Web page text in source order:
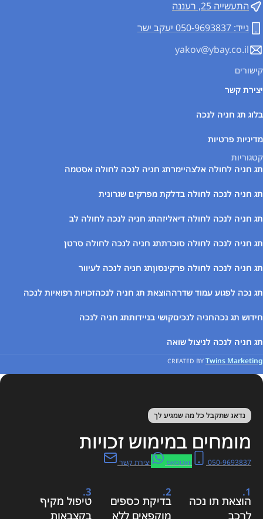
התעשייה 25, רעננה
נייד: 050-9693837 יעקב ישר
yakov@ybay.co.il
קישורים
יצירת קשר
בלוג תג חניה לנכה
מדיניות פרטיות
קטגוריות
תג חניה לחולה אלצהיימרתג חניה לנכה לחולה אסטמה
תג חניה לנכה לחולה בדלקת מפרקים שגרונית
תג חניה לנכה לחולה דיאליזהתג חניה לנכה לחולה לב
תג חניה לנכה לחולה סוכרתתג חניה לנכה לחולה סרטן
תג חניה לנכה לחולה פרקינסוןתג חניה לנכה לעיוור
תג נכה לפגוע עמוד שדרההוצאת תג חניה לנכהזכויות רפואיות לנכה
חידוש תג נכהחניה לנכיםקושי בניידותתג חניה לנכה
תג חניה לנכה לניצול שואה
CREATED BY Twins Marketing
נדאג שתקבל כל מה שמגיע לך
מומחים במימוש זכויות
050-9693837 וואטסאפ יצירת קשר
1.
הוצאת תו נכה
לרכב
2.
בדיקת כספים
מוקפאים ללא
3.
טיפול מקיף
בקצבאות